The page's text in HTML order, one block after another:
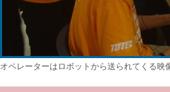
オペレーターはロボットから送られてくる映